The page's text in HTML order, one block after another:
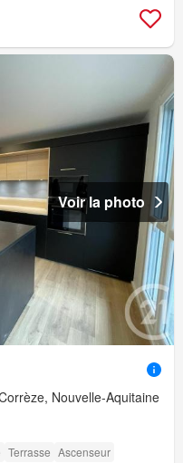
Voir la photo
Nouvelle-Aquitaine
Terrasse Ascenseur